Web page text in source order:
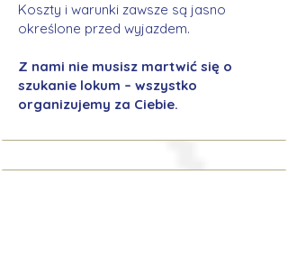
Koszty i warunki zawsze są jasno
określone przed wyjazdem.
Z nami nie musisz martwić się o
szukanie lokum – wszystko
organizujemy za Ciebie.